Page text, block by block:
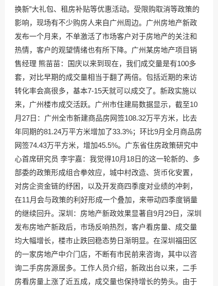
换新”大礼包、租房补贴等优惠活动。受限购取消等政策的
影响，现场有不少购房人来自广州周边。广州房地产新政
发布一个月来，不单激活了市场客户对于房地产的关注和
热情，客户的观望情绪也有所下降。广州某房地产项目销
售经理 熊苗苗：国庆以来到现在，我们成交量是有100多
套，对比早期的成交量相当于翻了两倍。包括近期的来访
转化率会高很多，基本7-15天就可以成交了。新政实施以
来，广州楼市成交活跃。广州市住建局数据显示，截至10
月27日：广州全市新建商品房网签108.32万平方米，比去
年同期的81.24万平方米增加了33.3%；环比9月全月商品房
网签74.43万平方米，增加45.5%。广东省住房政策研究中
心首席研究员 李宇嘉：我觉得10月18日的这一轮新的、多
部委的政策形成组合拳效应，城中村改造、货币化安置，
对房企资金链的纾困，以及开发商四季度对业绩的冲刺，
在11月会与政策的利好形成一个叠加，来带动四季度销量
的继续回升。深圳：房地产新政效果显著自9月29日，深圳
发布房地产新政后，市场反响热烈，客户看房量、成交量
均大幅增长，楼市止跌回稳态势日渐明显。在深圳福田区
的一家房地产中介门店，不断有市民前来咨询，其中以咨
询二手房房源居多。工作人员介绍，新政出台以来，二手
房看房量上涨了近五成，成交量也保持增长的势头。由于